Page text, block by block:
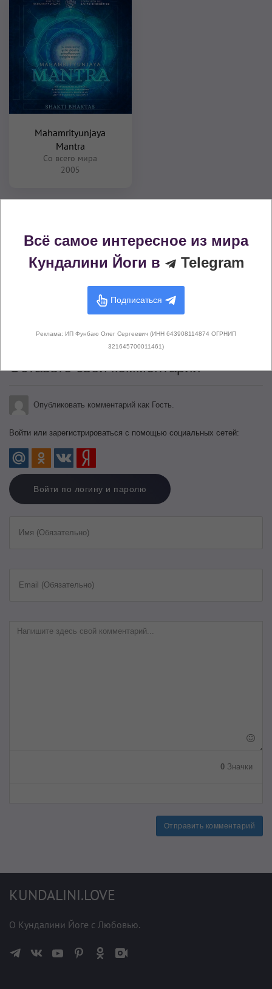
Mahamrityunjaya
Mantra
Со всего мира
2005
Здесь не опубликовано еще ни
Оставьте свой комментарий
Опубликовать комментарий как Гость.
Войти или зарегистрироваться с помощью социальных сетей:
Войти по логину и паролю
Имя (Обязательно)
Email (Обязательно)
0 Значки
Отправить комментарий
KUNDALINI.LOVE
О Кундалини Йоге с Любовью.
Всё самое интересное из мира
Кундалини Йоги в
Telegram
Подписаться
Реклама: ИП Фунбаю Олег Сергеевич (ИНН 643908114874 ОГРНИП
321645700011461)